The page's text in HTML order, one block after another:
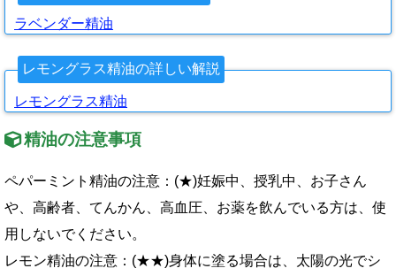
ラベンダー精油
レモングラス精油の詳しい解説
レモングラス精油
精油の注意事項
ペパーミント精油の注意：(★)妊娠中、授乳中、お子さん
や、高齢者、てんかん、高血圧、お薬を飲んでいる方は、使
用しないでください。
レモン精油の注意：(★★)身体に塗る場合は、太陽の光でシ